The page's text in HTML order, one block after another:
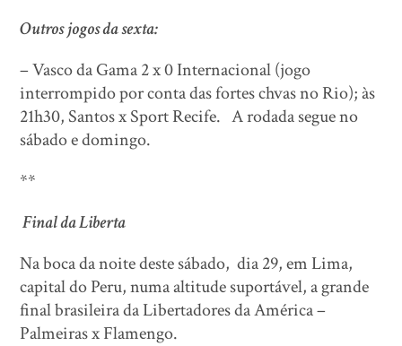
Outros jogos da sexta:
– Vasco da Gama 2 x 0 Internacional (jogo
interrompido por conta das fortes chvas no Rio); às
21h30, Santos x Sport Recife. A rodada segue no
sábado e domingo.
**
Final da Liberta
Na boca da noite deste sábado, dia 29, em Lima,
capital do Peru, numa altitude suportável, a grande
final brasileira da Libertadores da América –
Palmeiras x Flamengo.